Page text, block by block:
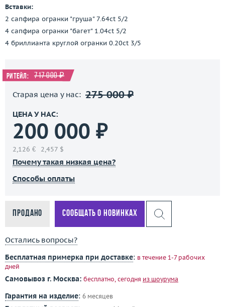
Вставки:
2 сапфира огранки "груша" 7.64ct 5/2
4 сапфира огранки "багет" 1.04ct 5/2
4 бриллианта круглой огранки 0.20ct 3/5
Ритейл: 717 000 ₽
Старая цена у нас: 275 000 ₽
ЦЕНА У НАС:
200 000 ₽
2,126 € 2,457 $
Почему такая низкая цена?
Способы оплаты
Продано Сообщать о новинках
Остались вопросы?
Бесплатная примерка при доставке: в течение 1-7 рабочих
дней
Самовывоз г. Москва: бесплатно, сегодня из шоурума
Гарантия на изделие: 6 месяцев